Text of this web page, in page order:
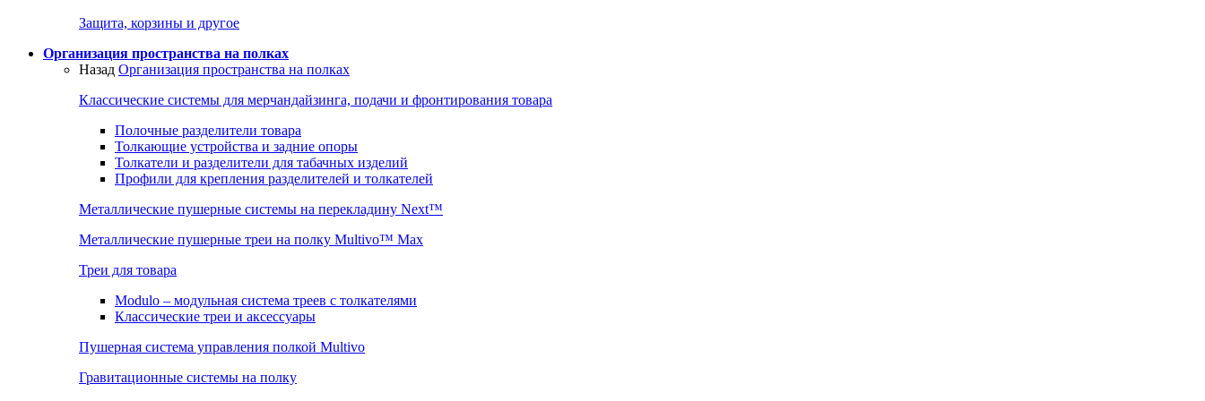
Защита, корзины и другое
Организация пространства на полках
Назад Организация пространства на полках
Классические системы для мерчандайзинга, подачи и фронтирования товара
Полочные разделители товара
Толкающие устройства и задние опоры
Толкатели и разделители для табачных изделий
Профили для крепления разделителей и толкателей
Металлические пушерные системы на перекладину Next™
Металлические пушерные треи на полку Multivo™ Max
Треи для товара
Modulo – модульная система треев с толкателями
Классические треи и аксессуары
Пушерная система управления полкой Multivo
Гравитационные системы на полку